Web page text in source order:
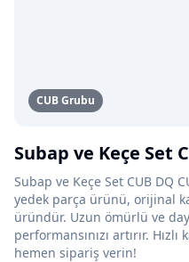
CUB Grubu
Subap ve Keçe Set
Subap ve Keçe Set CUB DQ
yedek parça ürünü, orijinal
üründür. Uzun ömürlü ve
performansınızı artırır.
hemen sipariş verin!